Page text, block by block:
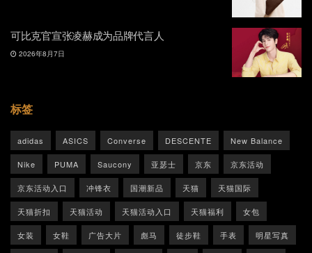
可比克官宣张凌赫成为品牌代言人
2026年8月7日
标签
adidas ASICS Converse DESCENTE New Balance
Nike PUMA Saucony 亚瑟士 京东 京东活动
京东活动入口 冲锋衣 国潮新品 天猫 天猫国际
天猫折扣 天猫活动 天猫活动入口 天猫福利 女包
女装 女鞋 广告大片 彪马 徒步鞋 手表 明星写真